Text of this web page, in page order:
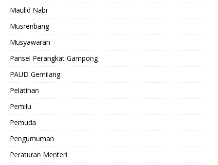
Maulid Nabi
Musrenbang
Musyawarah
Pansel Perangkat Gampong
PAUD Gemilang
Pelatihan
Pemilu
Pemuda
Pengumuman
Peraturan Menteri